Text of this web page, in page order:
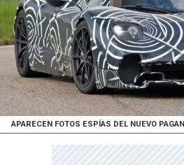
APARECEN FOTOS ESPÍAS DEL NUEVO PAGANI